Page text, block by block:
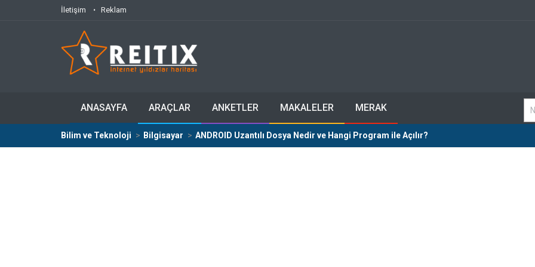
İletişim Reklam
ANASAYFA ARAÇLAR ANKETLER MAKALELER MERAK
Bilim ve Teknoloji Bilgisayar ANDROID Uzantılı Dosya Nedir ve Hangi Program ile Açılır?